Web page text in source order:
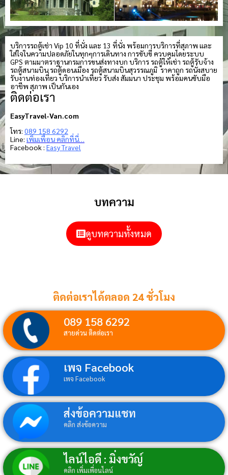
บริการรถตู้เช่า Vip 10 ที่นั่ง และ 13 ที่นั่ง พร้อมการบริการที่สุภาพ และ
ใส่ใจในความปลอดภัยในทุกๆการเดินทาง การขับขี่ ควบคุมโดยระบบ
GPS ตามมาตราฐานกรมการขนส่งทางบก บริการ รถตู้ให้เช่า รถตู้รับจ้าง
รถตู้สนามบิน รถตู้ดอนเมือง รถตู้สนามบินสุวรรณภูมิ ราคาถูก รถนั่งสบาย
รับงานท่องเที่ยว บริการนำเที่ยว รับส่ง สัมมนา ประชุม พร้อมคนขับมือ
อาชีพ สุภาพ เป็นกันเอง
ติดต่อเรา
EasyTravel-Van.com
โทร: 089 158 6292
Line: เพิ่มเพื่อน คลิกที่นี่…
Facebook : Easy Travel
บทความ
ดูบทความทั้งหมด
ติดต่อเราได้ตลอด 24 ชั่วโมง
089 158 6292
สายด่วน ติดต่อเรา
เพจ Facebook
เพจ Facebook
ส่งข้อความแชท
คลิก ส่งข้อความ
ไลน์ไอดี : มิ่งขวัญ์
คลิก เพิ่มเพื่อนไลน์